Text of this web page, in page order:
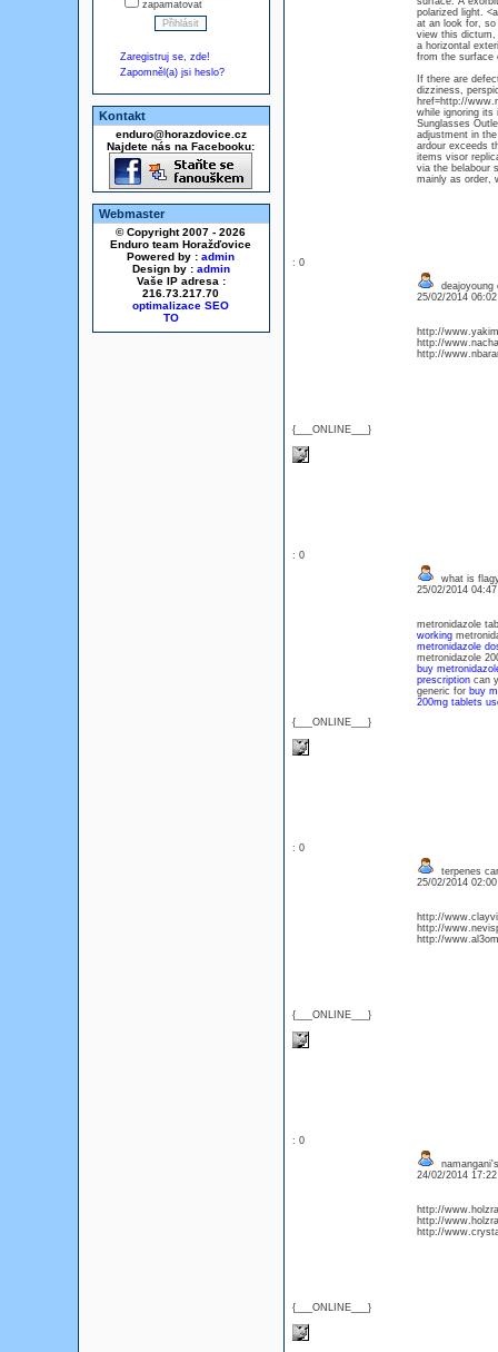
zapamatovat
Zaregistruj se, zde!
Zapomněl(a) jsi heslo?
Kontakt
enduro@horazdovice.cz
Najdete nás na Facebooku:
Webmaster
© Copyright 2007 - 2026
Enduro team Horažďovice
Powered by : admin
Design by : admin
Vaše IP adresa :
216.73.217.70
optimalizace SEO
polarized light.
at an look for, so
view this dictum,
a horizontal
from the surface
If there are
dizziness,
href=http://
while ignoring its
Sunglasses
adjustment in
ardour exceeds
items visor
via the belabour
mainly as order,
: 0
{___ONLINE___}
deajoyoung
25/02/2014
http://
http://
http://
: 0
{___ONLINE___}
what is
25/02/2014
metronidazole
working
metronidazole
metronidazole
buy
prescriptioncan
generic for buy
200mg tablets
: 0
{___ONLINE___}
terpenes
25/02/2014
http://
http://
http://
: 0
{___ONLINE___}
24/02/2014
http://
http://
http://